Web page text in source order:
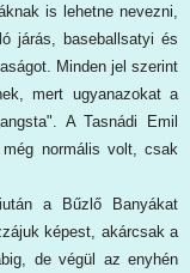
is lehetne nevezni,
járás, baseballsatyi és
Minden jel szerint
mert ugyanazokat a
A Tasnádi Emil
normális volt, csak
a Bűzlő Banyákat
képest, akárcsak a
de végül az enyhén